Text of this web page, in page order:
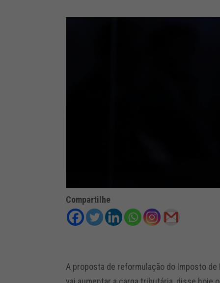
Compartilhe
A proposta de reformulação do Imposto de